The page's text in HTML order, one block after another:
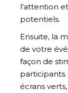
l’attention
potentiels.
Ensuite, la
de votre
façon de
écrans